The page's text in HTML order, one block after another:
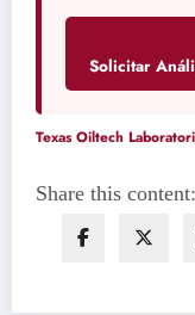
Solicitar
Texas Oiltech
Share this content: